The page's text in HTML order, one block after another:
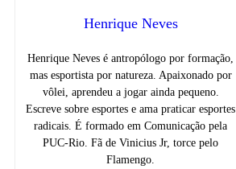
Henrique Neves
Henrique Neves é antropólogo por formação,
mas esportista por natureza. Apaixonado por
vôlei, aprendeu a jogar ainda pequeno.
Escreve sobre esportes e ama praticar esportes
radicais. É formado em Comunicação pela
PUC-Rio. Fã de Vinicius Jr, torce pelo
Flamengo.